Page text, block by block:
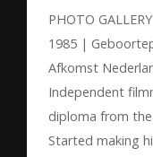
PHOTO
1985 |
Afkomst
Independent
diploma from
Started making